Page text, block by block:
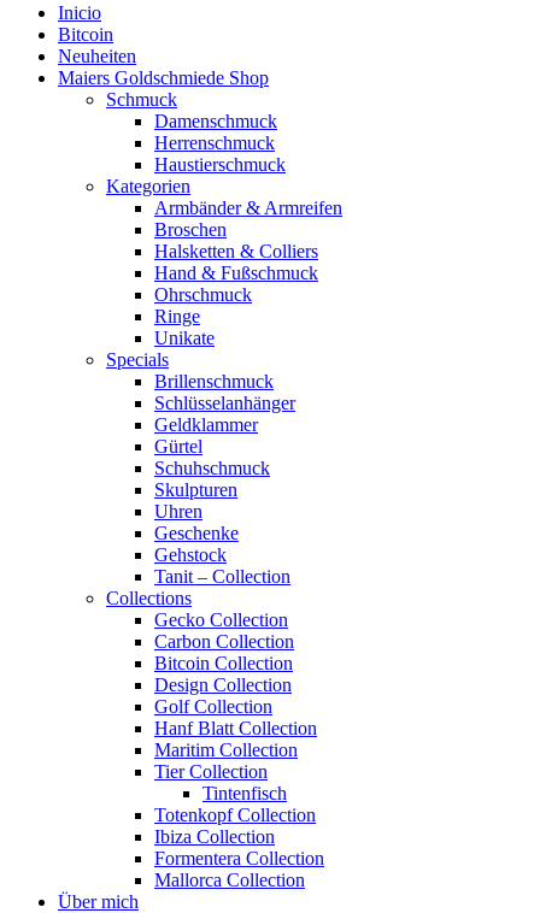
Inicio
Bitcoin
Neuheiten
Maiers Goldschmiede Shop
Schmuck
Damenschmuck
Herrenschmuck
Haustierschmuck
Kategorien
Armbänder & Armreifen
Broschen
Halsketten & Colliers
Hand & Fußschmuck
Ohrschmuck
Ringe
Unikate
Specials
Brillenschmuck
Schlüsselanhänger
Geldklammer
Gürtel
Schuhschmuck
Skulpturen
Uhren
Geschenke
Gehstock
Tanit – Collection
Collections
Gecko Collection
Carbon Collection
Bitcoin Collection
Design Collection
Golf Collection
Hanf Blatt Collection
Maritim Collection
Tier Collection
Tintenfisch
Totenkopf Collection
Ibiza Collection
Formentera Collection
Mallorca Collection
Über mich